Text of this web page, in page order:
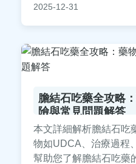
盖從輕微不適到緊急處
了解腎結石會怎樣發展
2025-12-31
膽結石吃藥全攻略
險與常見問題解答
本文詳細解析膽結石吃
物如UDCA、治療過程
幫助您了解膽結石吃藥